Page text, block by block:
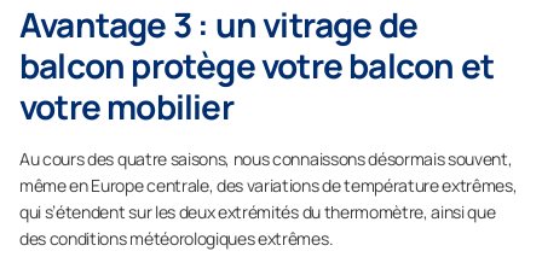
Avantage 3 : un vitrage de
balcon protège votre balcon et
votre mobilier
Au cours des quatre saisons, nous connaissons désormais souvent,
même en Europe centrale, des variations de température extrêmes,
qui s’étendent sur les deux extrémités du thermomètre, ainsi que
des conditions météorologiques extrêmes.